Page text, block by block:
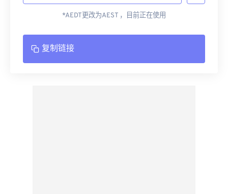
*AEDT更改为AEST ，目前正在使用
复制链接